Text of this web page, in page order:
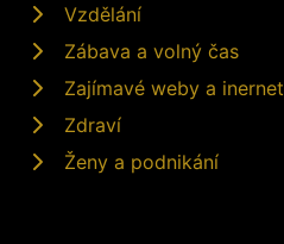
Vzdělání
Zábava a volný čas
Zajímavé weby a inernet
Zdraví
Ženy a podnikání